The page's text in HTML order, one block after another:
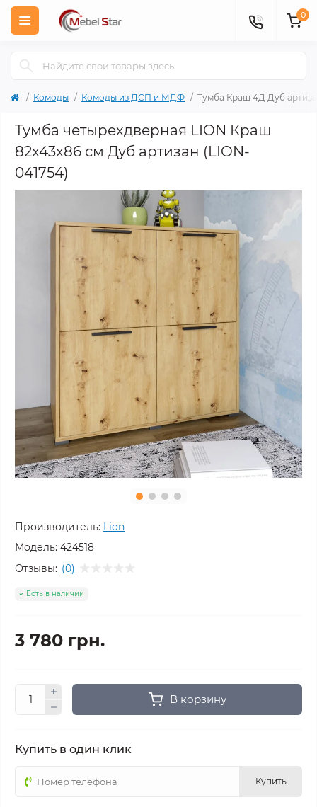
0
Комоды Комоды из ДСП и МДФ Тумба Краш 4Д Дуб
Тумба четырехдверная LION Краш
82x43x86 см Дуб артизан (LION-
041754)
Производитель: Lion
Модель: 424518
Отзывы: (0)
Есть в наличии
3 780 грн.
В корзину
Купить в один клик
Купить